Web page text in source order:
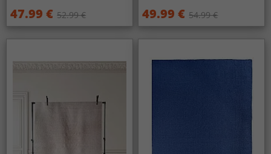
47.99 € 52.99 € 49.99 € 54.99 €